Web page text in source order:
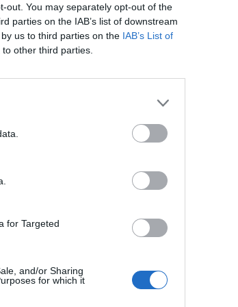
out. You may separately opt-out of the
parties on the IAB’s list of downstream
us to third parties on the IAB’s List of
other third parties.
for Targeted
and/or Sharing
for which it
leczeniach
oraz mam
wykonac u
tali zabieg i
moczu czy